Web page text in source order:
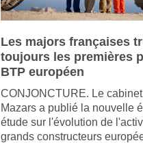
Les majors françaises
toujours les premières
BTP européen
CONJONCTURE. Le
Mazars a publié la nouvelle
étude sur l'évolution de
grands constructeurs